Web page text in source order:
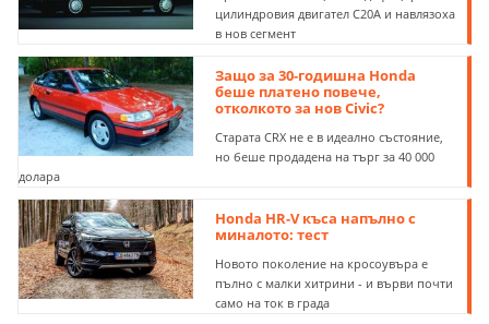
цилиндровия двигател C20A и навлязоха
в нов сегмент
Защо за 30-годишна Honda
беше платено повече,
отколкото за нов Civic?
Старата CRX не е в идеално състояние,
но беше продадена на търг за 40 000
долара
Honda HR-V къса напълно с
миналото: тест
Новото поколение на кросоувъра е
пълно с малки хитрини - и върви почти
само на ток в града